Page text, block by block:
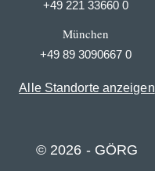
+49 221 33660 0
München
+49 89 3090667 0
Alle Standorte anzeigen
© 2026 - GÖRG